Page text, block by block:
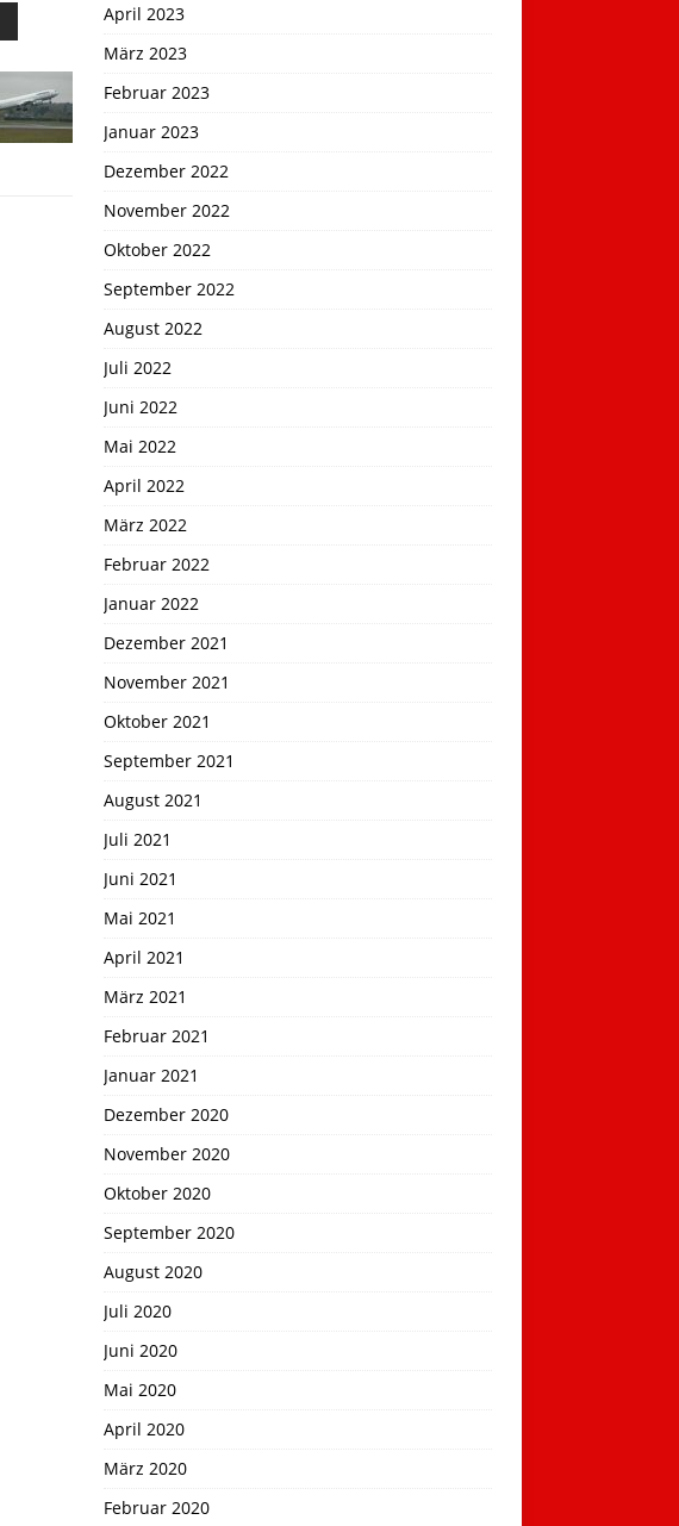
April 2023
März 2023
Februar 2023
Januar 2023
Dezember 2022
November 2022
Oktober 2022
September 2022
August 2022
Juli 2022
Juni 2022
Mai 2022
April 2022
März 2022
Februar 2022
Januar 2022
Dezember 2021
November 2021
Oktober 2021
September 2021
August 2021
Juli 2021
Juni 2021
Mai 2021
April 2021
März 2021
Februar 2021
Januar 2021
Dezember 2020
November 2020
Oktober 2020
September 2020
August 2020
Juli 2020
Juni 2020
Mai 2020
April 2020
März 2020
Februar 2020